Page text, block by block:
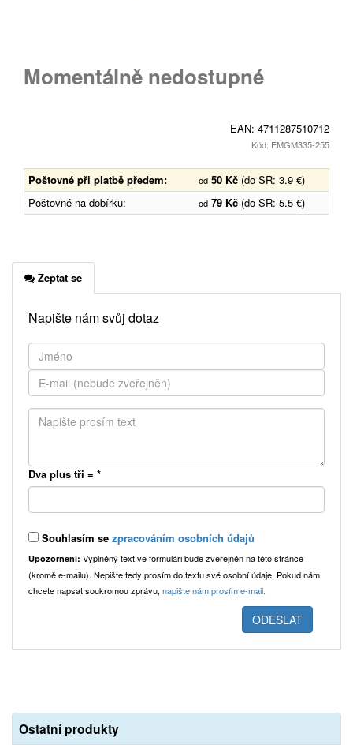
Momentálně nedostupné
EAN: 4711287510712
Kód: EMGM335-255
Poštovné při platbě předem: od 50 Kč (do SR: 3.9 €)
Poštovné na dobírku:
od 79 Kč (do SR: 5.5 €)
Zeptat se
Napište nám svůj dotaz
Dva plus tři = *
Souhlasím se zpracováním osobních údajů
Upozornění: Vyplněný text ve formuláři bude zveřejněn na této stránce
(kromě e-mailu). Nepište tedy prosím do textu své osobní údaje. Pokud nám
chcete napsat soukromou zprávu, napište nám prosím e-mail.
Ostatní produkty